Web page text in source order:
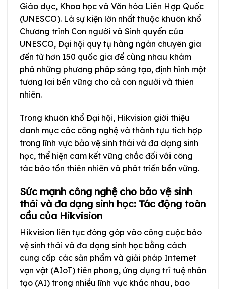
Giáo dục, Khoa học và Văn hóa Liên Hợp Quốc
(UNESCO). Là sự kiện lớn nhất thuộc khuôn khổ
Chương trình Con người và Sinh quyển của
UNESCO, Đại hội quy tụ hàng ngàn chuyên gia
đến từ hơn 150 quốc gia để cùng nhau khám
phá những phương pháp sáng tạo, định hình một
tương lai bền vững cho cả con người và thiên
nhiên.
Trong khuôn khổ Đại hội, Hikvision giới thiệu
danh mục các công nghệ và thành tựu tích hợp
trong lĩnh vực bảo vệ sinh thái và đa dạng sinh
học, thể hiện cam kết vững chắc đối với công
tác bảo tồn thiên nhiên và phát triển bền vững.
Sức mạnh công nghệ cho bảo vệ sinh
thái và đa dạng sinh học: Tác động toàn
cầu của Hikvision
Hikvision liên tục đóng góp vào công cuộc bảo
vệ sinh thái và đa dạng sinh học bằng cách
cung cấp các sản phẩm và giải pháp Internet
vạn vật (AIoT) tiên phong, ứng dụng trí tuệ nhân
tạo (AI) trong nhiều lĩnh vực khác nhau, bao